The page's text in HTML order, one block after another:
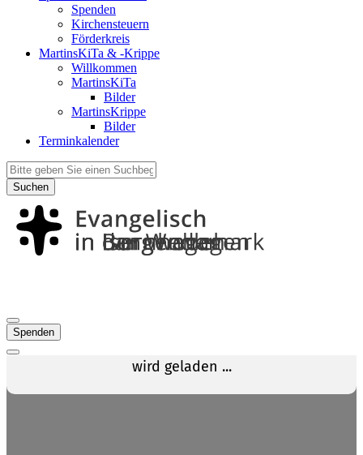
Spenden
Kirchensteuern
Förderkreis
MartinsKiTa & -Krippe
Willkommen
MartinsKiTa
Bilder
MartinsKrippe
Bilder
Terminkalender
Suchen
Spenden